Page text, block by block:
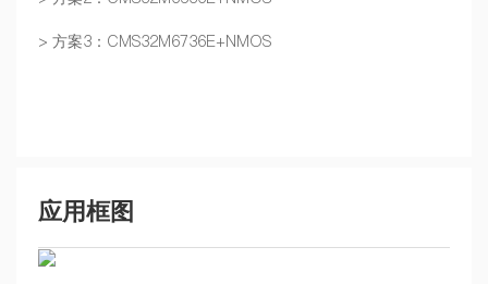
> 方案3：CMS32M6736E+NMOS
应用框图